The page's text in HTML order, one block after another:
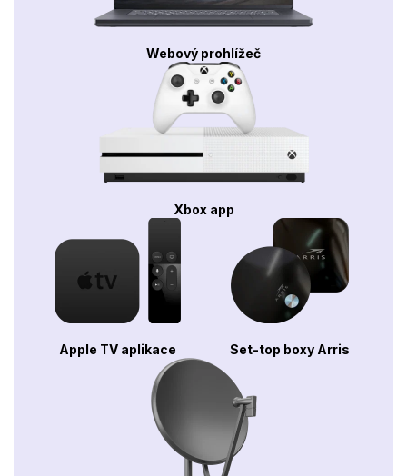
Webový prohlížeč
Xbox app
Apple TV aplikace Set-top boxy Arris